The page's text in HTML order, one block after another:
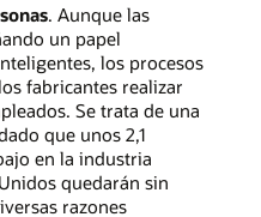
. Aunque las
un papel
los procesos
fabricantes realizar
Se trata de una
que unos 2,1
en la industria
quedarán sin
razones